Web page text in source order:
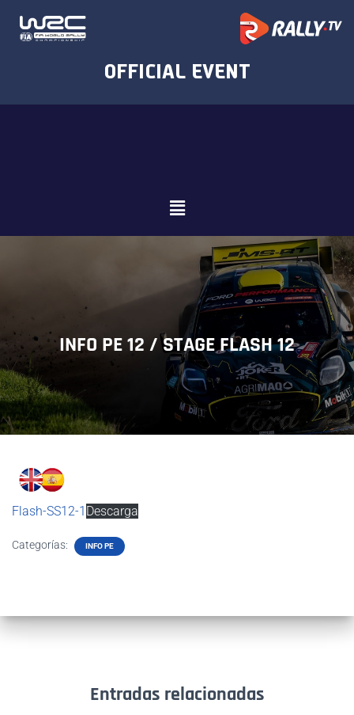
INFO PE 12 / STAGE FLASH 12
Flash-SS12-1 Descarga
Categorías: INFO PE
Entradas relacionadas